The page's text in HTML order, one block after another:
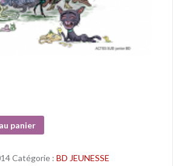
panier
Catégorie : BD JEUNESSE